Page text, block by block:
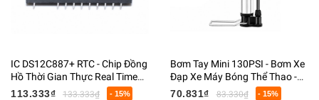
IC DS12C887+ RTC - Chip Đồng
Hồ Thời Gian Thực Real Time
Clock CMOS DIP-24
113.333₫ 133.333₫ - 15%
Bơm Tay Mini 130PSI - Bơm Xe
Đạp Xe Máy Bóng Thể Thao -
Thân Inox Không Gỉ
70.831₫ 83.330₫ - 15%